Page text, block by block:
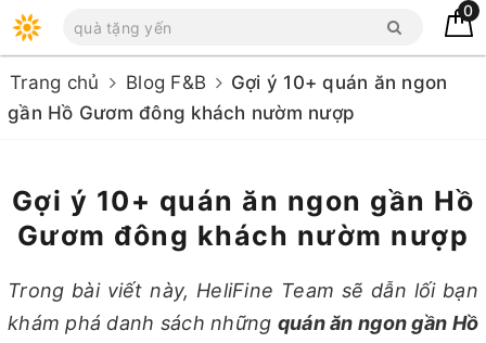
0
Trang chủ Blog F&B
Gợi ý 10+ quán ăn ngon
gần Hồ Gươm đông khách nườm nượp
Gợi ý 10+ quán ăn ngon gần Hồ
Gươm đông khách nườm nượp
Trong bài viết này, HeliFine Team sẽ dẫn lối bạn
khám phá danh sách những quán ăn ngon gần Hồ